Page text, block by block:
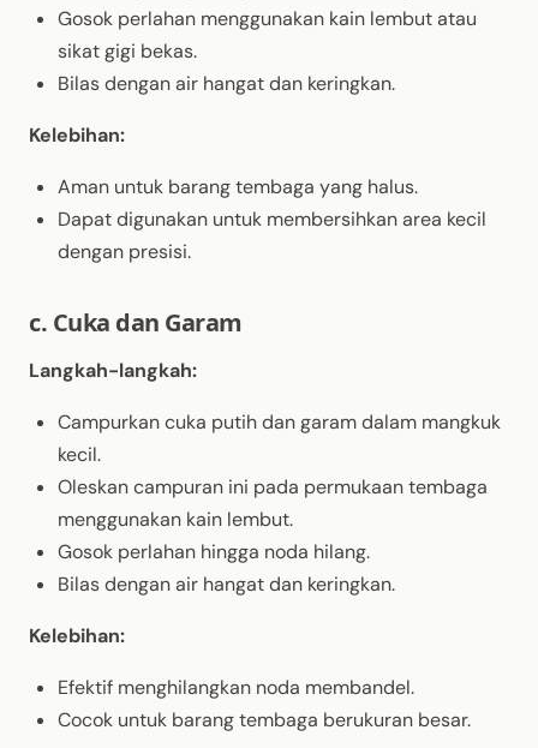
Gosok perlahan menggunakan kain lembut atau
sikat gigi bekas.
Bilas dengan air hangat dan keringkan.
Kelebihan:
Aman untuk barang tembaga yang halus.
Dapat digunakan untuk membersihkan area kecil
dengan presisi.
c. Cuka dan Garam
Langkah-langkah:
Campurkan cuka putih dan garam dalam mangkuk
kecil.
Oleskan campuran ini pada permukaan tembaga
menggunakan kain lembut.
Gosok perlahan hingga noda hilang.
Bilas dengan air hangat dan keringkan.
Kelebihan:
Efektif menghilangkan noda membandel.
Cocok untuk barang tembaga berukuran besar.